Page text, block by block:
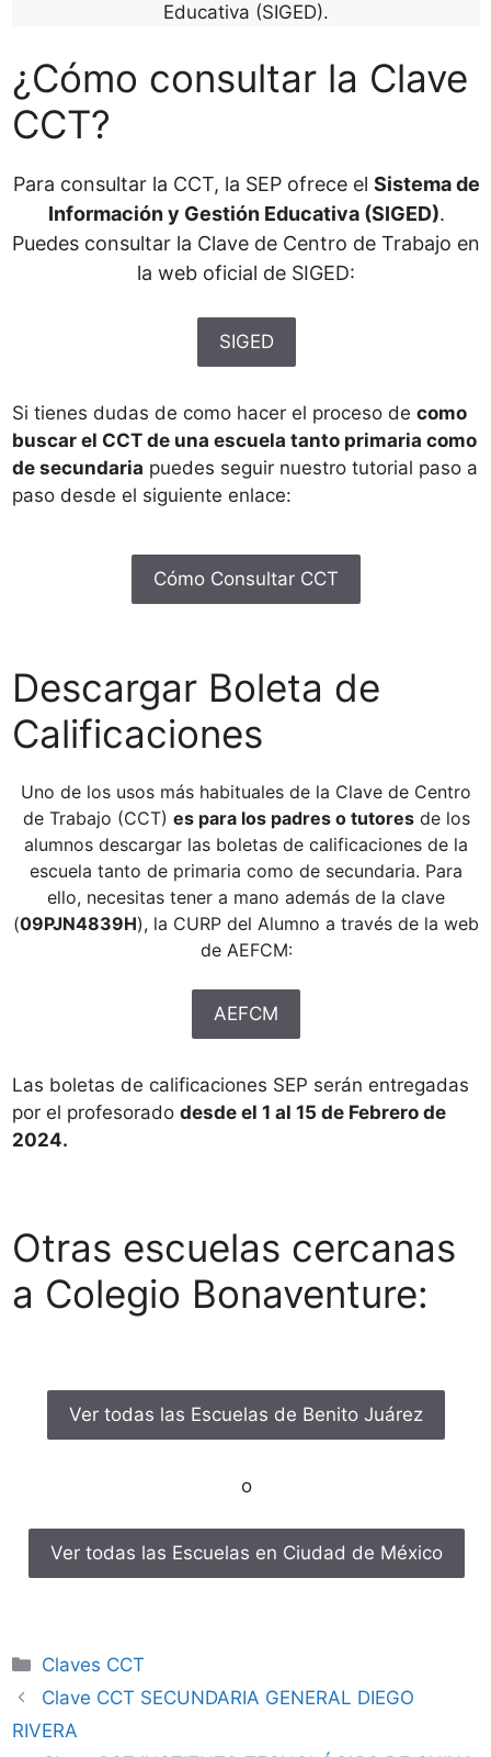
Educativa (SIGED).
¿Cómo consultar la Clave
CCT?
Para consultar la CCT, la SEP ofrece el Sistema de
Información y Gestión Educativa (SIGED).
Puedes consultar la Clave de Centro de Trabajo en
la web oficial de SIGED:
SIGED
Si tienes dudas de como hacer el proceso de como
buscar el CCT de una escuela tanto primaria como
de secundaria puedes seguir nuestro tutorial paso a
paso desde el siguiente enlace:
Cómo Consultar CCT
Descargar Boleta de
Calificaciones
Uno de los usos más habituales de la Clave de Centro
de Trabajo (CCT) es para los padres o tutoresde los
alumnos descargar las boletas de calificaciones de la
escuela tanto de primaria como de secundaria. Para
ello, necesitas tener a mano además de la clave
(09PJN4839H), la CURP del Alumno a través de la web
de AEFCM:
AEFCM
Las boletas de calificaciones SEP serán entregadas
por el profesorado desde el 1 al 15 de Febrero de
2024.
Otras escuelas cercanas
a Colegio Bonaventure:
Ver todas las Escuelas de Benito Juárez
o
Ver todas las Escuelas en Ciudad de México
Categorías
Claves CCT
Clave CCT SECUNDARIA GENERAL DIEGO
RIVERA